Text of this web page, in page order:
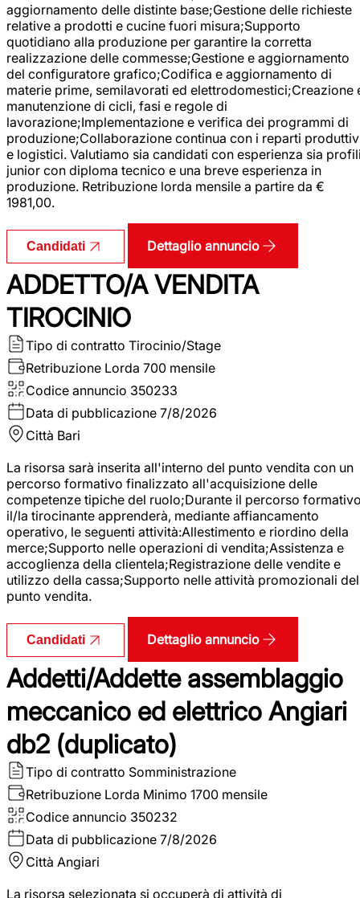
aggiornamento delle distinte base;Gestione delle richieste
relative a prodotti e cucine fuori misura;Supporto
quotidiano alla produzione per garantire la corretta
realizzazione delle commesse;Gestione e aggiornamento
del configuratore grafico;Codifica e aggiornamento di
materie prime, semilavorati ed elettrodomestici;Creazione
manutenzione di cicli, fasi e regole di
lavorazione;Implementazione e verifica dei programmi di
produzione;Collaborazione continua con i reparti
e logistici. Valutiamo sia candidati con esperienza sia
junior con diploma tecnico e una breve esperienza in
produzione. Retribuzione lorda mensile a partire da €
1981,00.
Candidati Dettaglio annuncio
ADDETTO/A VENDITA
TIROCINIO
Tipo di contratto Tirocinio/Stage
Retribuzione Lorda 700 mensile
Codice annuncio 350233
Data di pubblicazione 7/8/2026
Città Bari
La risorsa sarà inserita all'interno del punto vendita con un
percorso formativo finalizzato all'acquisizione delle
competenze tipiche del ruolo;Durante il percorso
il/la tirocinante apprenderà, mediante affiancamento
operativo, le seguenti attività:Allestimento e riordino della
merce;Supporto nelle operazioni di vendita;Assistenza e
accoglienza della clientela;Registrazione delle vendite e
utilizzo della cassa;Supporto nelle attività promozionali del
punto vendita.
Candidati Dettaglio annuncio
Addetti/Addette assemblaggio
meccanico ed elettrico Angiari
db2 (duplicato)
Tipo di contratto Somministrazione
Retribuzione Lorda Minimo 1700 mensile
Codice annuncio 350232
Data di pubblicazione 7/8/2026
Città Angiari
La risorsa selezionata si occuperà di attività di